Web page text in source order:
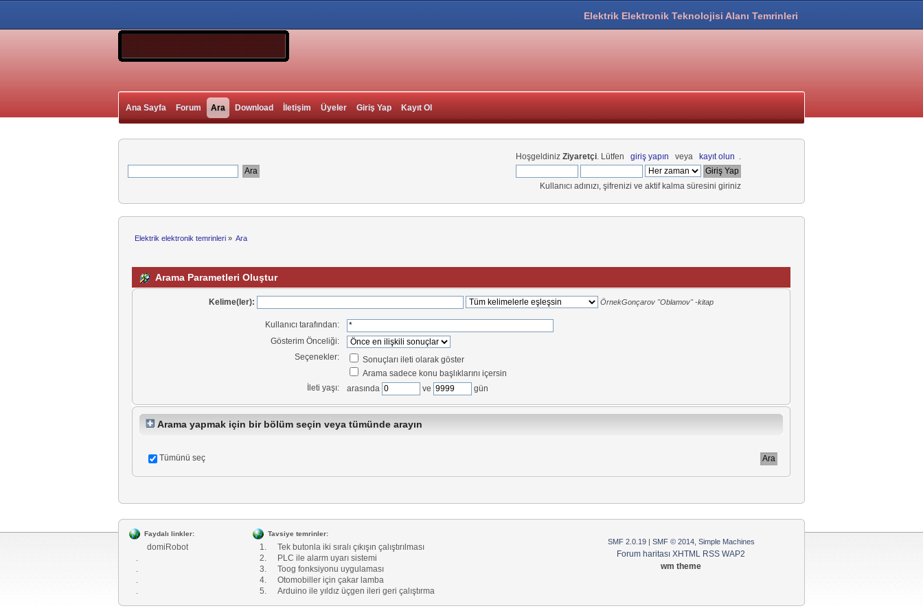
Elektrik Elektronik Teknolojisi Alanı Temrinleri
Ana Sayfa Forum Ara Download İletişim Üyeler Giriş Yap Kayıt Ol
Hoşgeldiniz Ziyaretçi. Lütfen giriş yapın veya kayıt olun .
Kullanıcı adınızı, şifrenizi ve aktif kalma süresini giriniz
Elektrik elektronik temrinleri» Ara
Arama Parametleri Oluştur
Kelime(ler): ÖrnekGonçarov "Oblamov" -kitap
Kullanıcı tarafından:
Gösterim Önceliği:
Seçenekler:
Sonuçları ileti olarak göster
Arama sadece konu başlıklarını içersin
İleti yaşı:
arasında ve gün
Arama yapmak için bir bölüm seçin veya tümünde arayın
Tümünü seç
Faydalı linkler:
domiRobot
.
.
.
.
Tavsiye temrinler:
1.
Tek butonla iki sıralı çıkışın çalıştırılması
2.
PLC ile alarm uyarı sistemi
3.
Toog fonksiyonu uygulaması
4.
Otomobiller için çakar lamba
5.
Arduino ile yıldız üçgen ileri geri çalıştırma
SMF 2.0.19| SMF © 2014, Simple Machines
Forum haritası XHTML RSS WAP2
wm theme